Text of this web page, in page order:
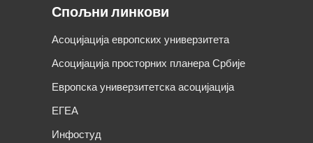
Спољни линкови
Асоцијација европских универзитета
Асоцијација просторних планера Србије
Европска универзитетска асоцијација
ЕГЕА
Инфостуд